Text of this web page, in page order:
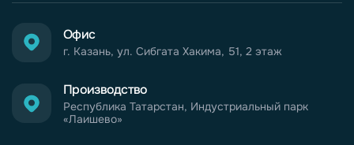
Производство
Республика Татарстан, Индустриальный парк
«Лаишево»
Офис
г. Казань, ул. Сибгата Хакима, 51, 2 этаж